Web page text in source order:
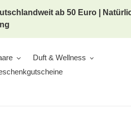
ab 50 Euro |
Duft & Wellness